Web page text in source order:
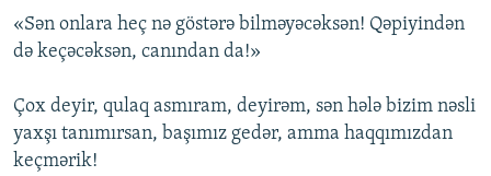
«Sən onlara heç nə göstərə bilməyəcəksən! Qəpiyindən
də keçəcəksən, canından da!»
Çox deyir, qulaq asmıram, deyirəm, sən hələ bizim nəsli
yaxşı tanımırsan, başımız gedər, amma haqqımızdan
keçmərik!